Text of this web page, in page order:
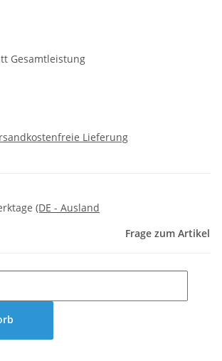
Gesamtleistung
Lieferung
(DE - Ausland
Frage zum Artikel